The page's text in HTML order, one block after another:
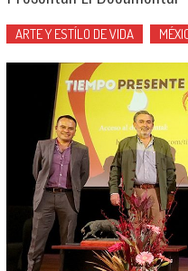
ARTE Y ESTÍLO DE VIDA